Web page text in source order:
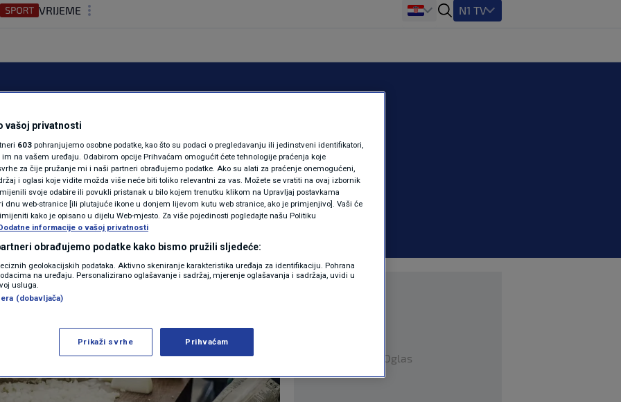
VRIJEME
REGIJA
MAGAZIN
KOLUMNE
N1(DIS)INFO
KLIMATSKE PROMJENE
FOTO
VIDEO
N1 TV
najtraženija
> 12:38 | EKONOMIJA | 0 komentara
Oglas
vašoj privatnosti
603 pohranjujemo osobne podatke, kao što su podaci o pregledavanju ili jedinstveni identifikatori,
na vašem uređaju. Odabirom opcije Prihvaćam omogućit ćete tehnologije praćenja koje
za čije pružanje mi i naši partneri obrađujemo podatke. Ako su alati za praćenje onemogućeni,
i oglasi koje vidite možda više neće biti toliko relevantni za vas. Možete se vratiti na ovaj izbornik
svoje odabire ili povukli pristanak u bilo kojem trenutku klikom na Upravljaj postavkama
dnu web-stranice [ili plutajuće ikone u donjem lijevom kutu web stranice, ako je primjenjivo]. Vaši će
kako je opisano u dijelu Web-mjesto. Za više pojedinosti pogledajte našu Politiku
informacije o vašoj privatnosti
obrađujemo podatke kako bismo pružili sljedeće:
geolokacijskih podataka. Aktivno skeniranje karakteristika uređaja za identifikaciju. Pohrana
na uređaju. Personalizirano oglašavanje i sadržaj, mjerenje oglašavanja i sadržaja, uvidi u
usluga.
(dobavljača)
Prikaži svrhe Prihvaćam